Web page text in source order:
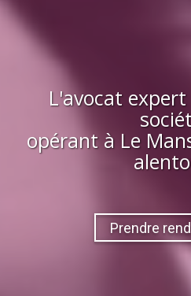
L'avocat
opérant à Le
Prendre